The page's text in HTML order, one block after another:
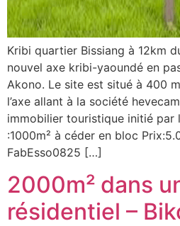
Kribi quartier Bissiang à 12km
nouvel axe kribi-yaoundé en
Akono. Le site est situé à 400
l’axe allant à la société
immobilier touristique initié par
:1000m² à céder en bloc
FabEsso0825 […]
2000m² dans
résidentiel –